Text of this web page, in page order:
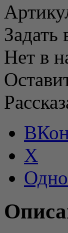
Задать
Нет в
X